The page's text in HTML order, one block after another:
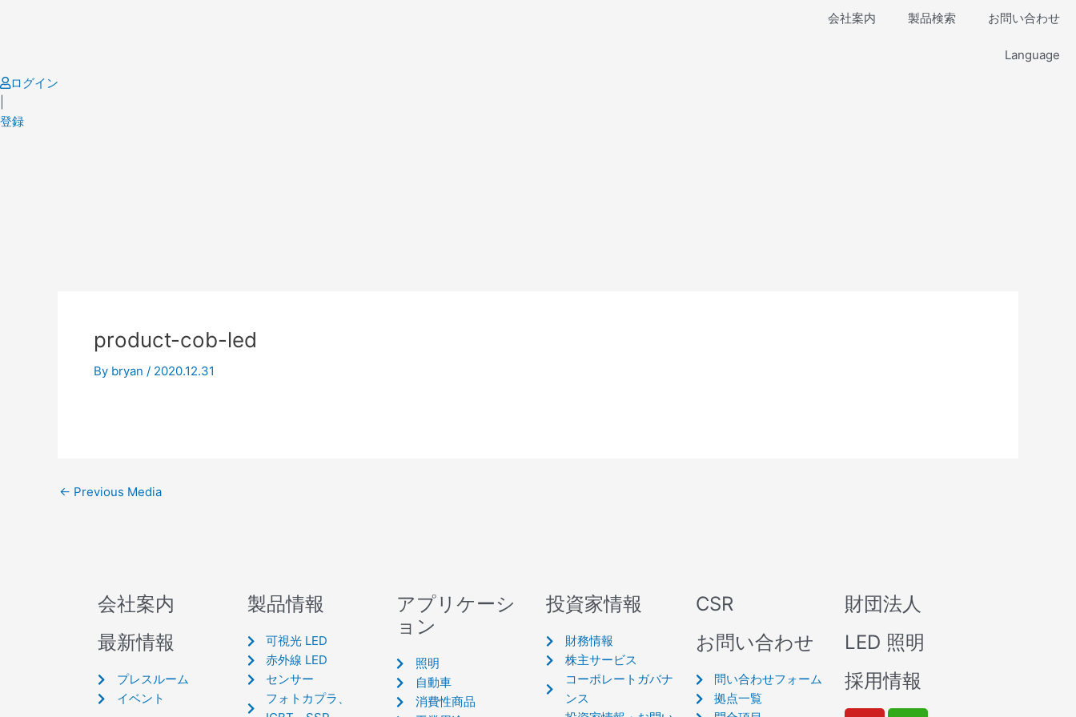
会社案内 製品検索 お問い合わせ
Language
ログイン
登録
product-cob-led
By bryan / 2020.12.31
← Previous Media
会社案内
最新情報
プレスルーム
イベント
製品情報
可視光 LED
赤外線 LED
センサー
フォトカプラ、
アプリケーシ
ョン
照明
自動車
消費性商品
投資家情報
財務情報
株主サービス
コーポレートガバナ
ンス
CSR
お問い合わせ
問い合わせフォーム
拠点一覧
財団法人
LED 照明
採用情報